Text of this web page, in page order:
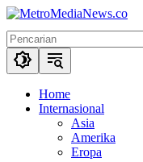
Langsung
konten
Home
Internasional
Asia
Amerika
Eropa